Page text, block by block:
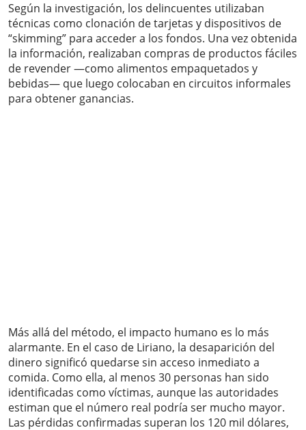
Según la investigación, los delincuentes utilizaban
técnicas como clonación de tarjetas y dispositivos de
“skimming” para acceder a los fondos. Una vez obtenida
la información, realizaban compras de productos fáciles
de revender —como alimentos empaquetados y
bebidas— que luego colocaban en circuitos informales
para obtener ganancias.
Más allá del método, el impacto humano es lo más
alarmante. En el caso de Liriano, la desaparición del
dinero significó quedarse sin acceso inmediato a
comida. Como ella, al menos 30 personas han sido
identificadas como víctimas, aunque las autoridades
estiman que el número real podría ser mucho mayor.
Las pérdidas confirmadas superan los 120 mil dólares,